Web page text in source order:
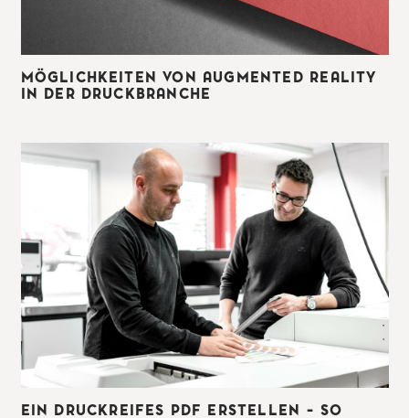
MÖGLICHKEITEN VON AUGMENTED REALITY
IN DER DRUCKBRANCHE
EIN DRUCKREIFES PDF ERSTELLEN – SO